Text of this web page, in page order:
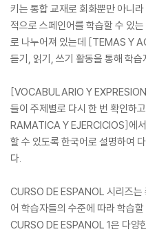
키는 통합 교재로 회화뿐만 아니
적으로 스페인어를 학습할 수 있
로 나누어져 있는데 [TEMAS Y
듣기, 읽기, 쓰기 활동을 통해 학
[VOCABULARIO Y
들이 주제별로 다시 한 번 확인하
RAMATICA Y EJERCICIOS]에
할 수 있도록 한국어로 설명하여
다.
CURSO DE ESPANOL 시리즈는
어 학습자들의 수준에 따라 학습
CURSO DE ESPANOL 1은 다양